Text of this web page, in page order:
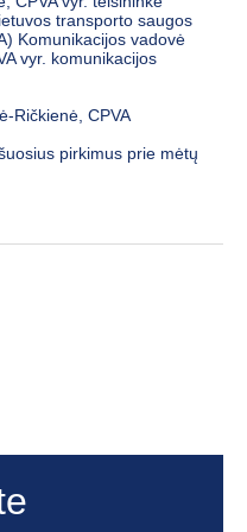
transporto saugos
Komunikacijos vadovė
vyr. komunikacijos
Ričkienė, CPVA
pirkimus prie mėtų